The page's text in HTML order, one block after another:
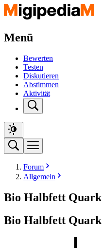
Menü
Bewerten
Testen
Diskutieren
Abstimmen
Aktivität
Forum
Allgemein
Bio Halbfett Quark
Bio Halbfett Quark